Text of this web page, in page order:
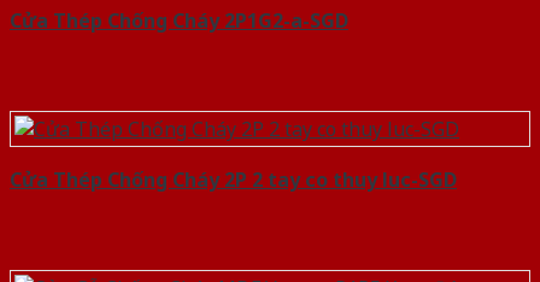
Cửa Thép Chống Cháy 2P1G2-a-SGD
Cửa Thép Chống Cháy 2P 2 tay co thuy luc-SGD